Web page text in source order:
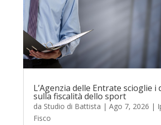
L’Agenzia delle Entrate scioglie i
sulla fiscalità dello sport
da Studio di Battista | Ago 7, 2026 |
Fisco